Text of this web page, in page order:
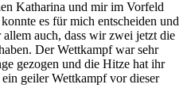
Katharina und mir im Vorfeld
es für mich entscheiden und
allem auch, dass wir zwei jetzt die
Der Wettkampf war sehr
gezogen und die Hitze hat ihr
geiler Wettkampf vor dieser